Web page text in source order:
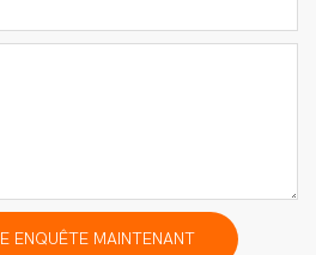
ENQUÊTE MAINTENANT